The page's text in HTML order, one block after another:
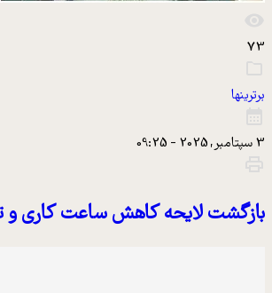
73
برترینها
3 سپتامبر, 2025 - 09:25
بازگشت لایحه کاهش ساعت کاری و